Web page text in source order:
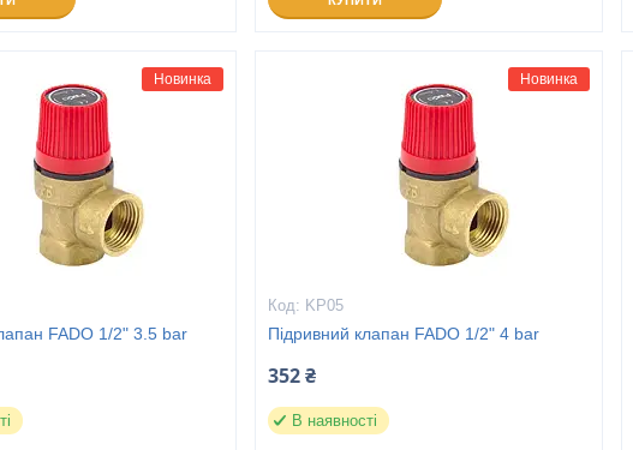
Новинка
FADO 1/2" 3.5 bar
Новинка
KP05
Підривний клапан FADO 1/2" 4 bar
352 ₴
В наявності